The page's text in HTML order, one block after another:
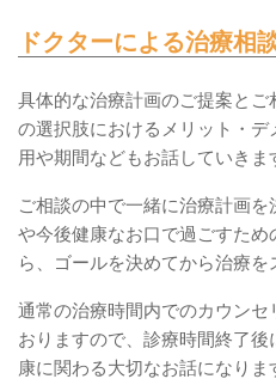
ドクターによる治療相
具体的な治療計画のご提案と
の選択肢におけるメリット・
用や期間などもお話していきま
ご相談の中で一緒に治療計画
や今後健康なお口で過ごすた
ら、ゴールを決めてから治療を
通常の治療時間内でのカウンセ
おりますので、診療時間終了
康に関わる大切なお話になり